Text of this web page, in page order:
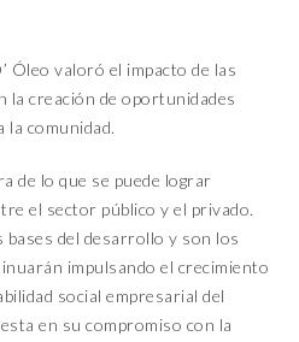
Óleo valoró el impacto de las
la creación de oportunidades
la comunidad.
de lo que se puede lograr
el sector público y el privado.
del desarrollo y son los
impulsando el crecimiento
social empresarial del
en su compromiso con la